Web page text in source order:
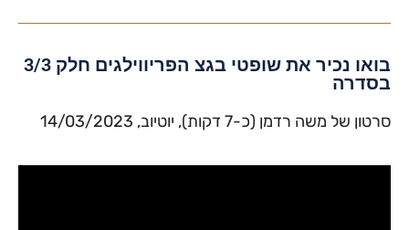
בואו נכיר את שופטי בגצ הפריווילגים חלק 3/3
בסדרה
סרטון של משה רדמן (כ-7 דקות), יוטיוב, 14/03/2023